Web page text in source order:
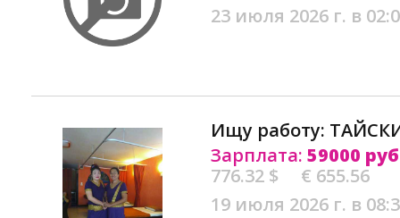
23 июля 2026 г. в
Ищу работу:
Зарплата: 59000
776.32 $
€ 655.56
19 июля 2026 г. в